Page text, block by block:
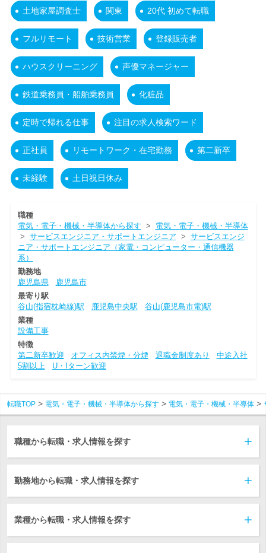
土地家屋調査士 関東 20代 初めて転職
フルリモート 技術営業 登録販売者
ハウスクリーニング 声優マネージャー
鉄道乗務員・船舶乗務員 化粧品
定時で帰れる仕事 注目の求人検索ワード
正社員 リモートワーク・在宅勤務 第二新卒
未経験 土日祝日休み
職種
電気・電子・機械・半導体から探す > 電気・電子・機械・半導体
> サービスエンジニア・サポートエンジニア > サービスエンジ
ニア・サポートエンジニア（家電・コンピューター・通信機器
系）
勤務地
鹿児島県
鹿児島市
最寄り駅
谷山(指宿枕崎線)駅
鹿児島中央駅
谷山(鹿児島市電)駅
業種
設備工事
特徴
第二新卒歓迎
オフィス内禁煙・分煙 退職金制度あり
中途入社
5割以上
U・Iターン歓迎
転職TOP 電気・電子・機械・半導体から探す 電気・電子・機械・半導体
職種から転職・求人情報を探す
勤務地から転職・求人情報を探す
業種から転職・求人情報を探す